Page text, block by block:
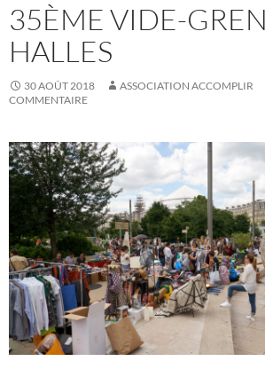
35ÈME VIDE-
HALLES
30 AOÛT 2018 ASSOCIATION ACCOMPLIR
COMMENTAIRE